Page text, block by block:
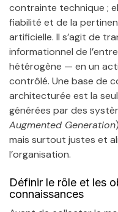
contrainte technique ;
fiabilité et de la
artificielle. Il s’agit de
informationnel de
hétérogène — en un
contrôlé. Une base de
architecturée est la
générées par des
Augmented Generation
mais surtout justes et
l’organisation.
Définir le rôle et les
connaissances